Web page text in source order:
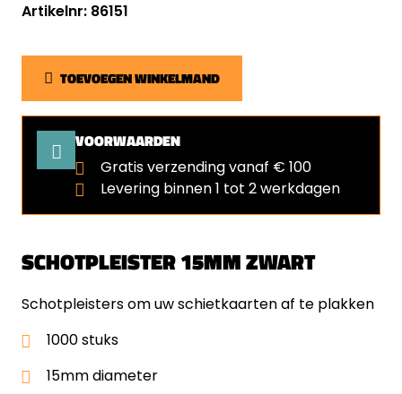
SCHOTPLEISTER 15MM ZWART
Schotpleisters om uw schietkaarten af te plakken
1000 stuks
15mm diameter
Artikelnr: 86151
TOEVOEGEN WINKELMAND
VOORWAARDEN
Gratis verzending vanaf € 100
Levering binnen 1 tot 2 werkdagen